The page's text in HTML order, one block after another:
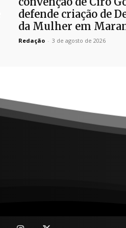
defende criação de
da Mulher em
Redação - 3 de agosto de 2026